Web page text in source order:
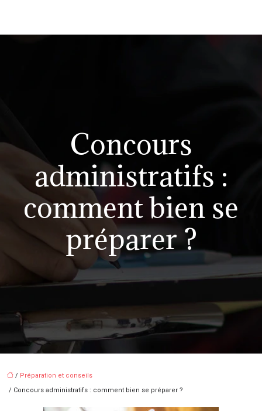
Concours
administratifs :
comment bien se
préparer ?
/ Préparation et conseils
/ Concours administratifs : comment bien se préparer ?